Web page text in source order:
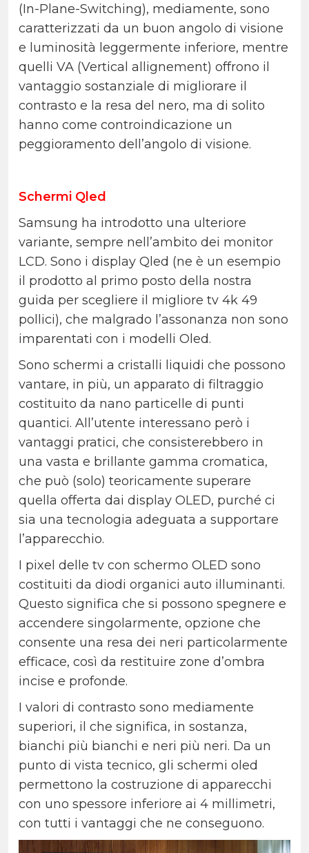
(In-Plane-Switching), mediamente, sono
caratterizzati da un buon angolo di visione
e luminosità leggermente inferiore, mentre
quelli VA (Vertical allignement) offrono il
vantaggio sostanziale di migliorare il
contrasto e la resa del nero, ma di solito
hanno come controindicazione un
peggioramento dell’angolo di visione.
Schermi Qled
Samsung ha introdotto una ulteriore
variante, sempre nell’ambito dei monitor
LCD. Sono i display Qled (ne è un esempio
il prodotto al primo posto della nostra
guida per scegliere il migliore tv 4k 49
pollici), che malgrado l’assonanza non sono
imparentati con i modelli Oled.
Sono schermi a cristalli liquidi che possono
vantare, in più, un apparato di filtraggio
costituito da nano particelle di punti
quantici. All’utente interessano però i
vantaggi pratici, che consisterebbero in
una vasta e brillante gamma cromatica,
che può (solo) teoricamente superare
quella offerta dai display OLED, purché ci
sia una tecnologia adeguata a supportare
l’apparecchio.
I pixel delle tv con schermo OLED sono
costituiti da diodi organici auto illuminanti.
Questo significa che si possono spegnere e
accendere singolarmente, opzione che
consente una resa dei neri particolarmente
efficace, così da restituire zone d’ombra
incise e profonde.
I valori di contrasto sono mediamente
superiori, il che significa, in sostanza,
bianchi più bianchi e neri più neri. Da un
punto di vista tecnico, gli schermi oled
permettono la costruzione di apparecchi
con uno spessore inferiore ai 4 millimetri,
con tutti i vantaggi che ne conseguono.